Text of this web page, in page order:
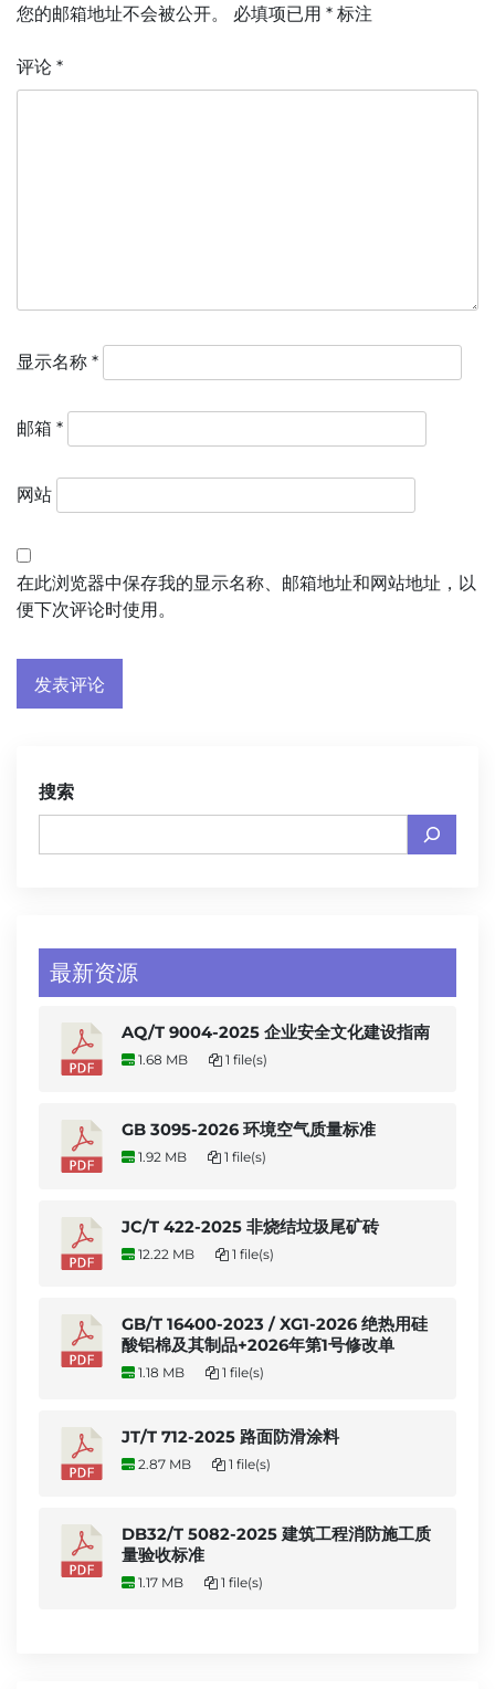
您的邮箱地址不会被公开。 必填项已用 * 标注
评论 *
显示名称 *
邮箱 *
网站
在此浏览器中保存我的显示名称、邮箱地址和网站地址，以
便下次评论时使用。
搜索
最新资源
AQ/T 9004-2025 企业安全文化建设指南
1.68 MB 1 file(s)
GB 3095-2026 环境空气质量标准
1.92 MB 1 file(s)
JC/T 422-2025 非烧结垃圾尾矿砖
12.22 MB 1 file(s)
GB/T 16400-2023 / XG1-2026 绝热用硅
酸铝棉及其制品+2026年第1号修改单
1.18 MB 1 file(s)
JT/T 712-2025 路面防滑涂料
2.87 MB 1 file(s)
DB32/T 5082-2025 建筑工程消防施工质
量验收标准
1.17 MB 1 file(s)